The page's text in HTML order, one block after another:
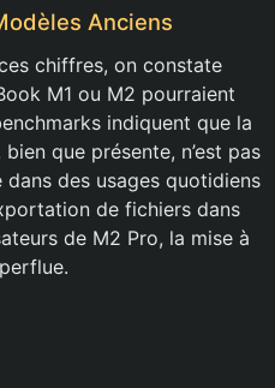
Anciens
chiffres, on constate
M1 ou M2 pourraient
indiquent que la
que présente, n’est pas
des usages quotidiens
de fichiers dans
de M2 Pro, la mise à